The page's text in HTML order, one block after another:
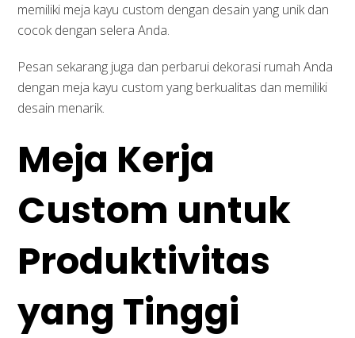
memiliki meja kayu custom dengan desain yang unik dan
cocok dengan selera Anda.
Pesan sekarang juga dan perbarui dekorasi rumah Anda
dengan meja kayu custom yang berkualitas dan memiliki
desain menarik.
Meja Kerja
Custom untuk
Produktivitas
yang Tinggi